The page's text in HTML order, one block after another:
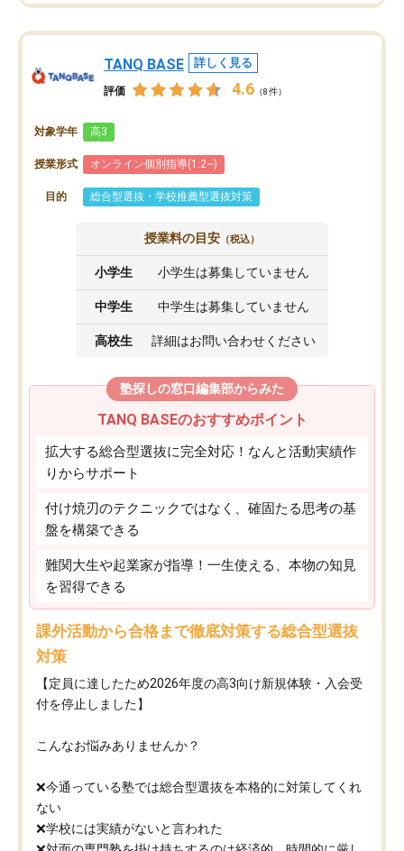
TANQ BASE 詳しく見る
評価 4.6 （8件）
対象学年 高3
授業形式 オンライン個別指導(1:2~)
目的 総合型選抜・学校推薦型選抜対策
授業料の目安 （税込）
小学生 小学生は募集していません
中学生 中学生は募集していません
高校生 詳細はお問い合わせください
塾探しの窓口編集部からみた
TANQ BASEのおすすめポイント
拡大する総合型選抜に完全対応！なんと活動実績作
りからサポート
付け焼刃のテクニックではなく、確固たる思考の基
盤を構築できる
難関大生や起業家が指導！一生使える、本物の知見
を習得できる
課外活動から合格まで徹底対策する総合型選抜
対策
【定員に達したため2026年度の高3向け新規体験・入会受
付を停止しました】
こんなお悩みありませんか？
❌今通っている塾では総合型選抜を本格的に対策してくれ
ない
❌学校には実績がないと言われた